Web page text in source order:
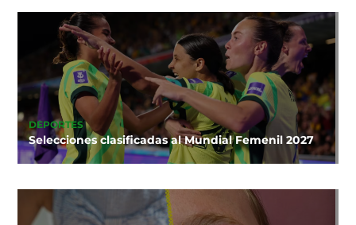
DEPORTES
Selecciones clasificadas al Mundial Femenil 2027